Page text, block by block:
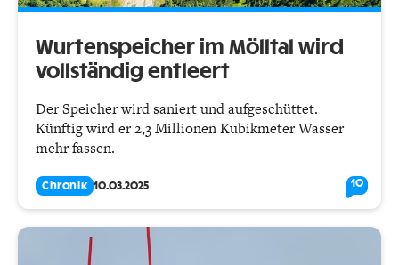
Wurtenspeicher im Mölltal wird
vollständig entleert
Der Speicher wird saniert und aufge­schüttet.
Künftig wird er 2,3 Millionen Kubikmeter Wasser
mehr fassen.
Chronik 10.03.2025 10